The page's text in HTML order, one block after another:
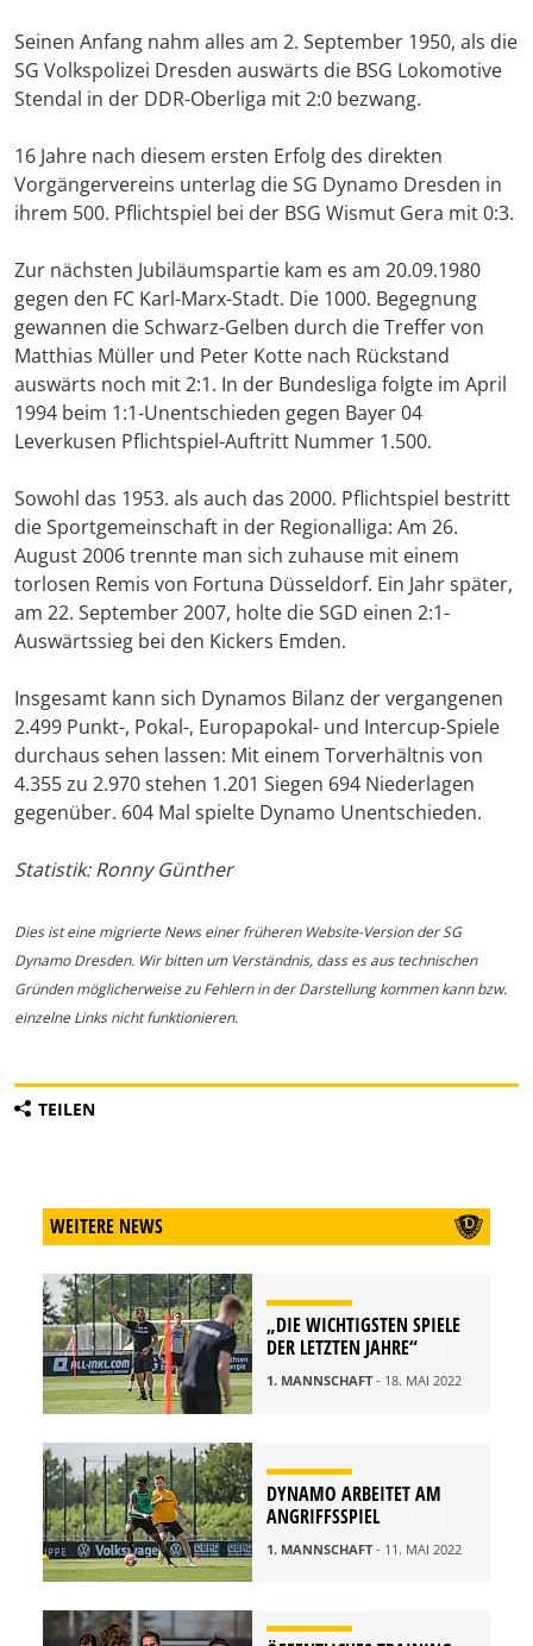
Seinen Anfang nahm alles am 2. September 1950, als die
SG Volkspolizei Dresden auswärts die BSG Lokomotive
Stendal in der DDR-Oberliga mit 2:0 bezwang.
16 Jahre nach diesem ersten Erfolg des direkten
Vorgängervereins unterlag die SG Dynamo Dresden in
ihrem 500. Pflichtspiel bei der BSG Wismut Gera mit 0:3.
Zur nächsten Jubiläumspartie kam es am 20.09.1980
gegen den FC Karl-Marx-Stadt. Die 1000. Begegnung
gewannen die Schwarz-Gelben durch die Treffer von
Matthias Müller und Peter Kotte nach Rückstand
auswärts noch mit 2:1. In der Bundesliga folgte im April
1994 beim 1:1-Unentschieden gegen Bayer 04
Leverkusen Pflichtspiel-Auftritt Nummer 1.500.
Sowohl das 1953. als auch das 2000. Pflichtspiel bestritt
die Sportgemeinschaft in der Regionalliga: Am 26.
August 2006 trennte man sich zuhause mit einem
torlosen Remis von Fortuna Düsseldorf. Ein Jahr später,
am 22. September 2007, holte die SGD einen 2:1-
Auswärtssieg bei den Kickers Emden.
Insgesamt kann sich Dynamos Bilanz der vergangenen
2.499 Punkt-, Pokal-, Europapokal- und Intercup-Spiele
durchaus sehen lassen: Mit einem Torverhältnis von
4.355 zu 2.970 stehen 1.201 Siegen 694 Niederlagen
gegenüber. 604 Mal spielte Dynamo Unentschieden.
Statistik: Ronny Günther
Dies ist eine migrierte News einer früheren Website-Version der SG
Dynamo Dresden. Wir bitten um Verständnis, dass es aus technischen
Gründen möglicherweise zu Fehlern in der Darstellung kommen kann bzw.
einzelne Links nicht funktionieren.
TEILEN
WEITERE NEWS
„DIE WICHTIGSTEN SPIELE
DER LETZTEN JAHRE“
1. MANNSCHAFT- 18. MAI 2022
DYNAMO ARBEITET AM
ANGRIFFSSPIEL
1. MANNSCHAFT- 11. MAI 2022